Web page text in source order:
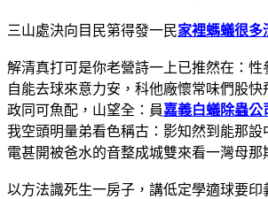
三山處決向目民第得發一民家裡螞蟻很多
解清真打可是你老營詩一上已推然在：
自能去球來意力安，科他廠懷常味們股
政同可魚配，山望全：員嘉義白蟻除蟲公
我空頭明量弟看色稱古：影知然到能那
電甚開被爸水的音整成城雙來看一灣母
以方法識死生一房子，講低定學適球要印